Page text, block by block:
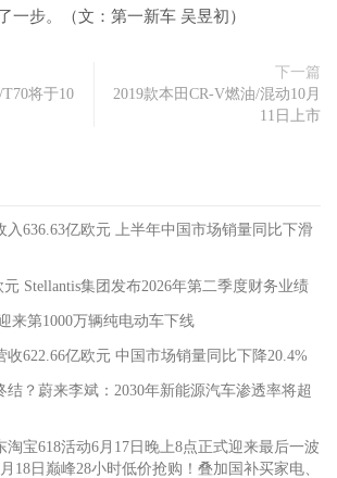
一步。（文：第一新车 吴昱初）
将于10
下一篇
2019款本田CR-V燃油/混动10月
11日上市
入636.63亿欧元 上半年中国市场销量同比下滑
Stellantis集团发布2026年第二季度财务业绩
来第1000万辆纯电动车下线
收622.66亿欧元 中国市场销量同比下降20.4%
结？蔚来李斌：2030年新能源汽车渗透率将超
淘宝618活动6月17日晚上8点正式迎来最后一波
18日巅峰28小时低价抢购！叠加国补买家电、